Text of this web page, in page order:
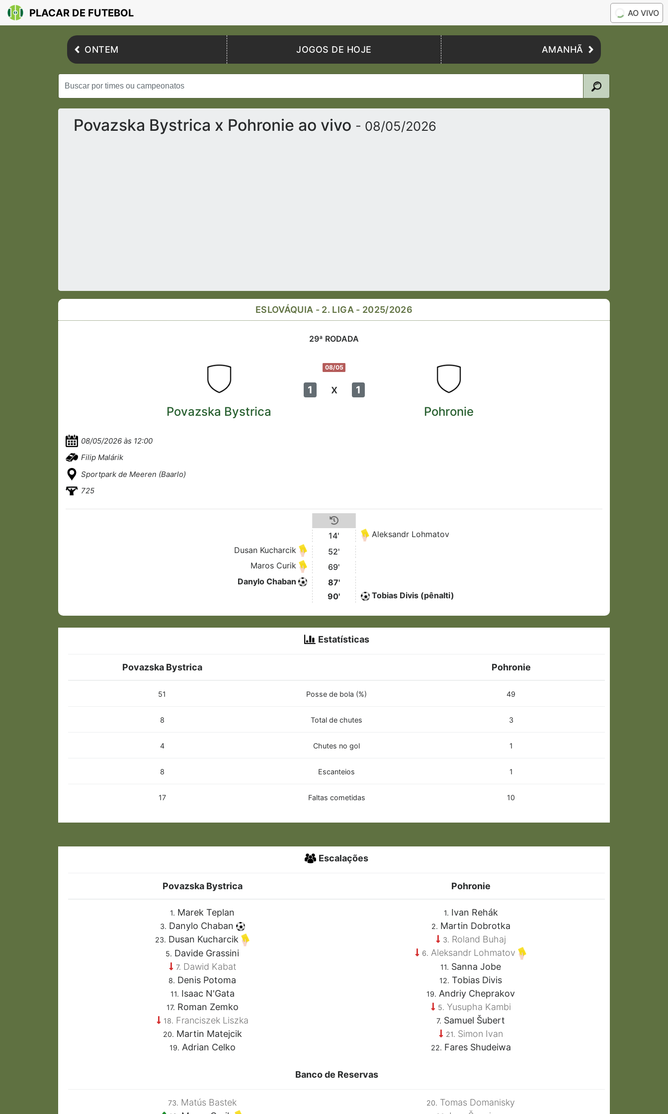
PLACAR DE FUTEBOL AO VIVO
ONTEM JOGOS DE HOJE AMANHÃ
Povazska Bystrica x Pohronie ao vivo - 08/05/2026
ESLOVÁQUIA - 2. LIGA - 2025/2026
29ª RODADA
08/05
1 x 1
Povazska Bystrica Pohronie
08/05/2026 às 12:00
Filip Malárik
Sportpark de Meeren (Baarlo)
725
14'
Aleksandr Lohmatov
Dusan Kucharcik
52'
Maros Curik
69'
Danylo Chaban
87'
90'
Tobias Divis (pênalti)
Estatísticas
Povazska Bystrica Pohronie
51 Posse de bola (%) 49
8 Total de chutes 3
4 Chutes no gol 1
8 Escanteios 1
17 Faltas cometidas 10
Escalações
Povazska Bystrica Pohronie
1. Marek Teplan
3. Danylo Chaban
23. Dusan Kucharcik
5. Davide Grassini
7. Dawid Kabat
8. Denis Potoma
11. Isaac N'Gata
17. Roman Zemko
18. Franciszek Liszka
20. Martin Matejcik
19. Adrian Celko
1. Ivan Rehák
2. Martin Dobrotka
3. Roland Buhaj
6. Aleksandr Lohmatov
11. Sanna Jobe
12. Tobias Divis
19. Andriy Cheprakov
5. Yusupha Kambi
7. Samuel Šubert
21. Simon Ivan
22. Fares Shudeiwa
Banco de Reservas
73. Matús Bastek 20. Tomas Domanisky